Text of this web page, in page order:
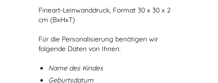
Fineart-Leinwanddruck, Format 30 x 30 x 2
cm (BxHxT)
Für die Personalisierung benötigen wir
folgende Daten von Ihnen:
Name des Kindes
Geburtsdatum